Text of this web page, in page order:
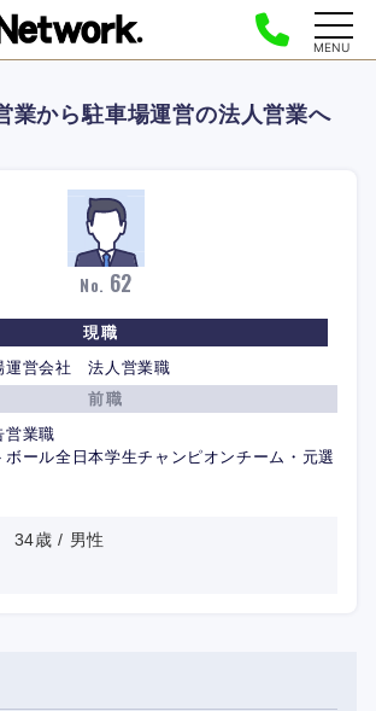
MENU
業から駐車場運営の法人営業へ
No. 62
現職
営会社 法人営業職
前職
業職
ボール全日本学生チャンピオンチーム・元選
歳 / 男性